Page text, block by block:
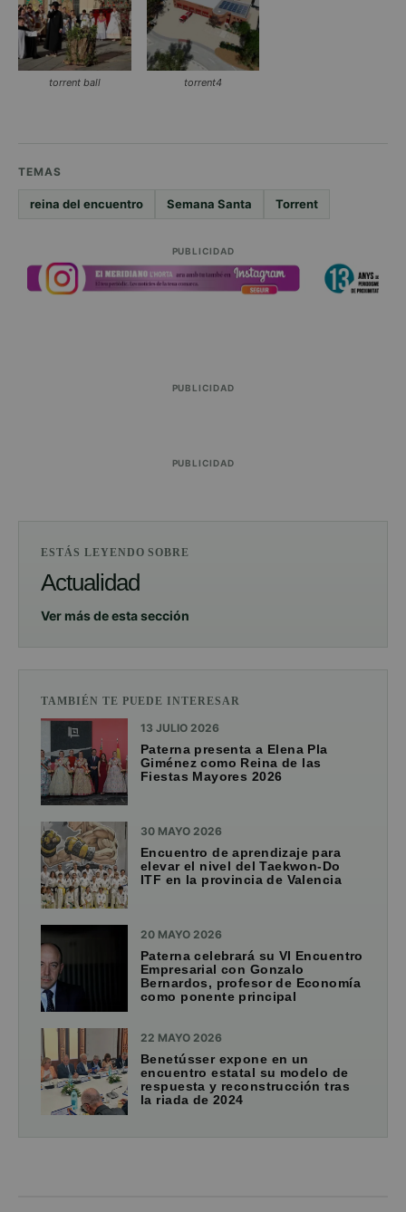
torrent ball torrent4
TEMAS
reina del encuentro Semana Santa Torrent
PUBLICIDAD
PUBLICIDAD
PUBLICIDAD
ESTÁS LEYENDO SOBRE
Actualidad
Ver más de esta sección
TAMBIÉN TE PUEDE INTERESAR
13 JULIO 2026
Paterna presenta a Elena Pla
Giménez como Reina de las
Fiestas Mayores 2026
30 MAYO 2026
Encuentro de aprendizaje para
elevar el nivel del Taekwon-Do
ITF en la provincia de Valencia
20 MAYO 2026
Paterna celebrará su VI Encuentro
Empresarial con Gonzalo
Bernardos, profesor de Economía
como ponente principal
22 MAYO 2026
Benetússer expone en un
encuentro estatal su modelo de
respuesta y reconstrucción tras
la riada de 2024